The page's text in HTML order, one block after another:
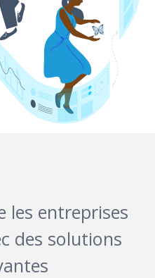
les entreprises
des solutions